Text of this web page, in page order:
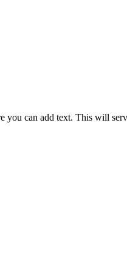
you can add text. This will